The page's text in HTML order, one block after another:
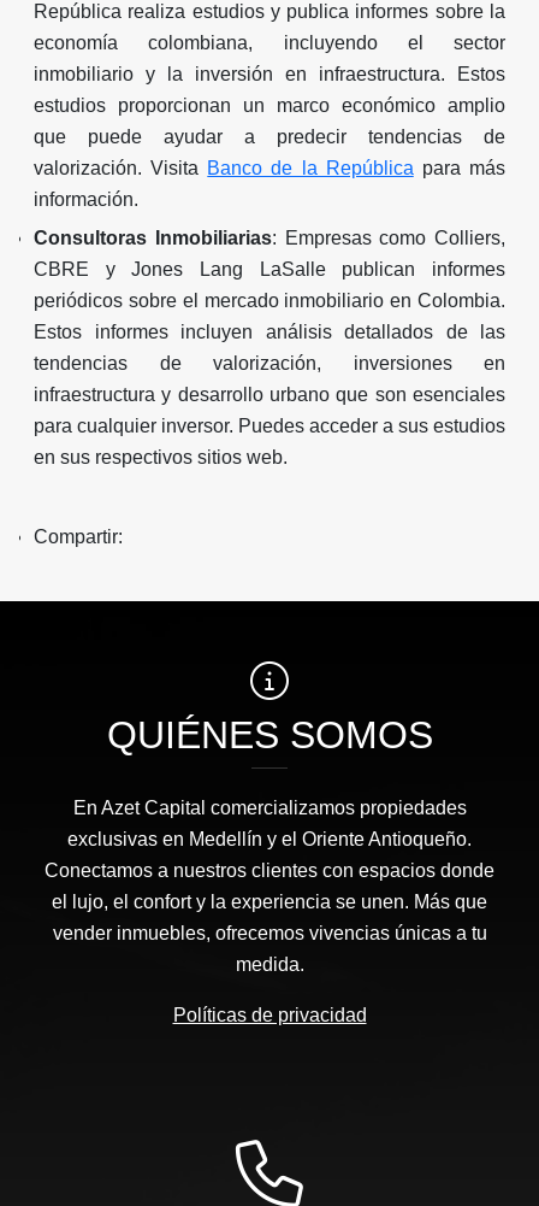
República realiza estudios y publica informes sobre la
economía colombiana, incluyendo el sector
inmobiliario y la inversión en infraestructura. Estos
estudios proporcionan un marco económico amplio
que puede ayudar a predecir tendencias de
valorización. Visita Banco de la República para más
información.
Consultoras Inmobiliarias: Empresas como Colliers,
CBRE y Jones Lang LaSalle publican informes
periódicos sobre el mercado inmobiliario en Colombia.
Estos informes incluyen análisis detallados de las
tendencias de valorización, inversiones en
infraestructura y desarrollo urbano que son esenciales
para cualquier inversor. Puedes acceder a sus estudios
en sus respectivos sitios web.
Compartir:
QUIÉNES SOMOS
En Azet Capital comercializamos propiedades
exclusivas en Medellín y el Oriente Antioqueño.
Conectamos a nuestros clientes con espacios donde
el lujo, el confort y la experiencia se unen. Más que
vender inmuebles, ofrecemos vivencias únicas a tu
medida.
Políticas de privacidad